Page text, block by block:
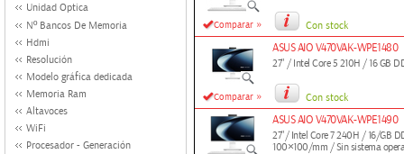
Unidad Optica
Nº Bancos De Memoria
Hdmi
Resolución
Modelo gráfica dedicada
Memoria Ram
Altavoces
WiFi
Procesador - Generación
Comparar » Con stock
Comparar »
ASUS AIO V470VAK-WPE1480
27" / Intel Core 5 210H / 16 GB
Con stock
ASUS AIO V470VAK-WPE1490
27"/ Intel Core 7 240H / 16/GB
100×100/mm / Sin sistema